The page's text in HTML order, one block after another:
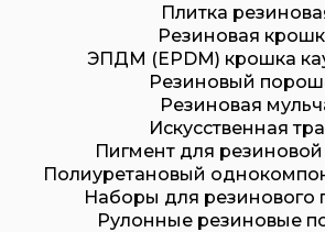
Плитка
Резиновая
ЭПДМ (EPDM) крошка
Резиновый
Резиновая
Искусственная
Пигмент для
Полиуретановый
Наборы для резинового
Рулонные резиновые